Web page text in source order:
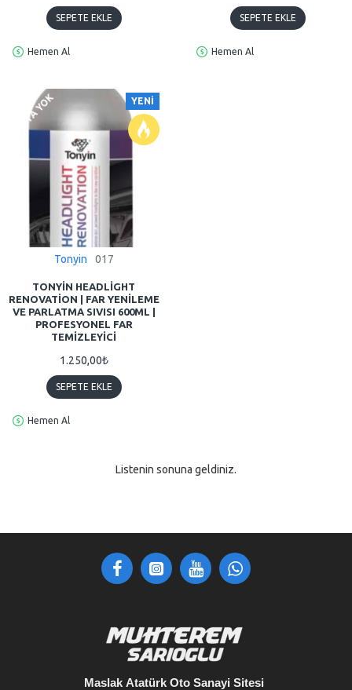
SEPETE EKLE
Hemen Al
SEPETE EKLE
Hemen Al
YENI
SOKTA YOK
Tonyin 017
TONYIN HEADLIGHT
RENOVATION | FAR YENILEME
VE PARLATMA SIVISI 600ML |
PROFESYONEL FAR
TEMIZLEYICI
1.250,00₺
SEPETE EKLE
Hemen Al
Listenin sonuna geldiniz.
Maslak Atatürk Oto Sanayi Sitesi